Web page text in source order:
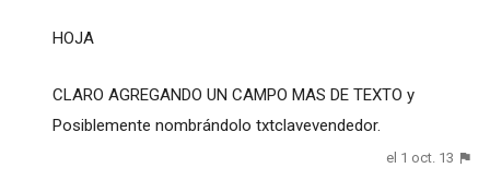
HOJA
CLARO AGREGANDO UN CAMPO MAS DE TEXTO y
Posiblemente nombrándolo txtclavevendedor.
el 1 oct. 13